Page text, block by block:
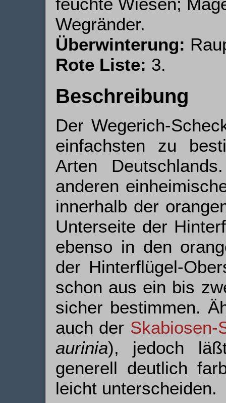
Wegränder.
Überwinterung:
Rote Liste: 3.
Beschreibung
Der Wegerich-
einfachsten zu
Arten
anderen
innerhalb der
Unterseite der
ebenso in den
der Hinter­flügel-
schon aus ein bis
sicher bestimmen.
auch der Skabiosen-
aurinia), jedoch
generell deutlich
leicht unterscheiden.